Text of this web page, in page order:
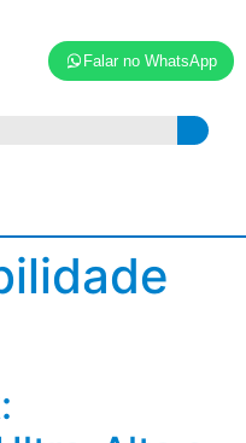
Falar no WhatsApp